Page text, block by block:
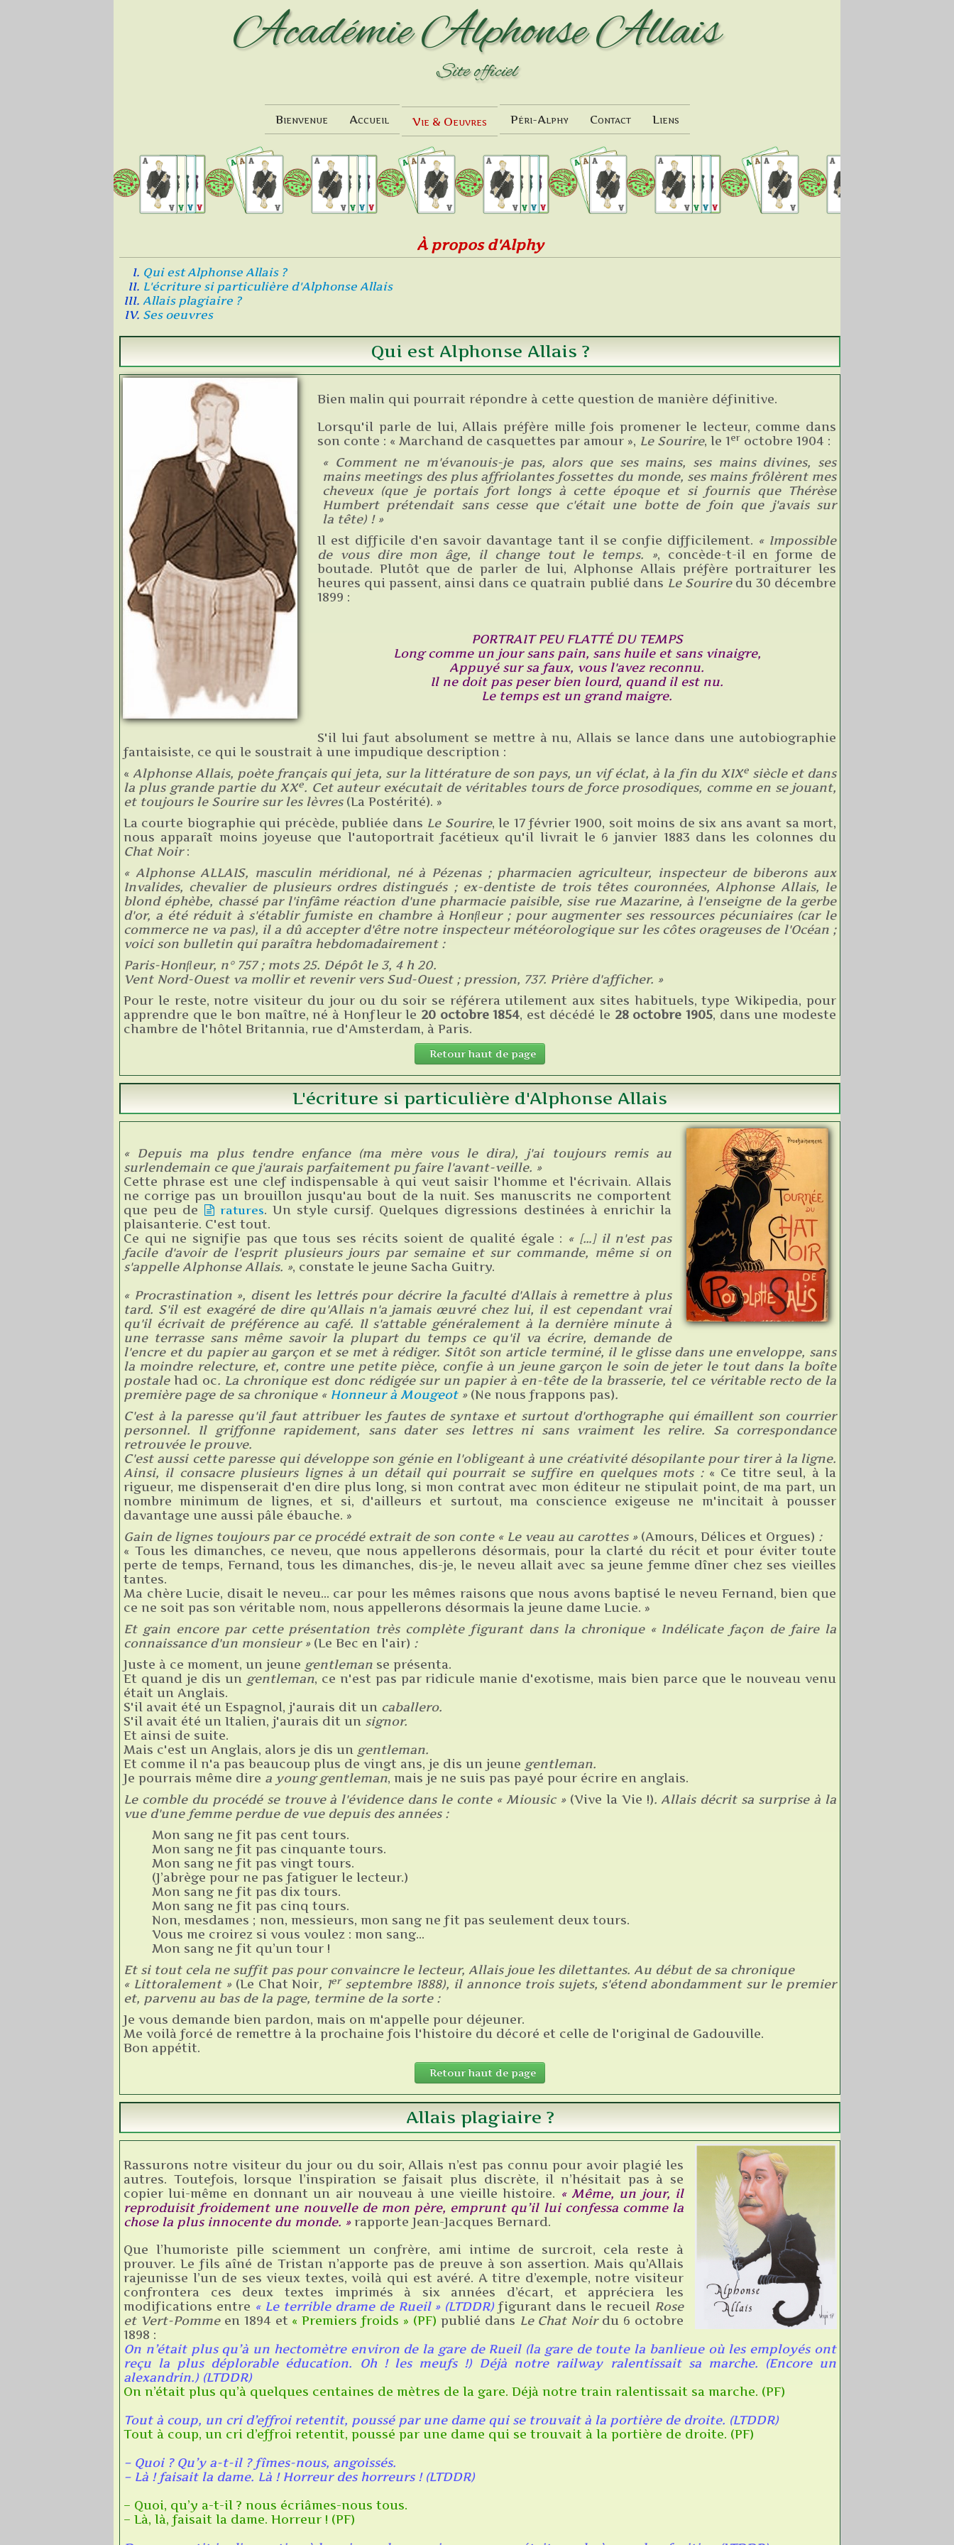
AcadémieAlphonse Allais
Site officiel
Bienvenue Accueil Vie & Oeuvres Péri-Alphy Contact Liens
À propos d'Alphy
Qui est Alphonse Allais ?
L'écriture si particulière d'Alphonse Allais
Allais plagiaire ?
Ses oeuvres
Qui est Alphonse Allais ?
Bien malin qui pourrait répondre à cette question de manière définitive.
Lorsqu'il parle de lui, Allais préfère mille fois promener le lecteur, comme dans
son conte : « Marchand de casquettes par amour », Le Sourire, le 1er octobre 1904 :
« Comment ne m'évanouis-je pas, alors que ses mains, ses mains divines, ses
mains meetings des plus affriolantes fossettes du monde, ses mains frôlèrent mes
cheveux (que je portais fort longs à cette époque et si fournis que Thérèse
Humbert prétendait sans cesse que c'était une botte de foin que j'avais sur
la tête) ! »
Il est difficile d'en savoir davantage tant il se confie difficilement. « Impossible
de vous dire mon âge, il change tout le temps. », concède-t-il en forme de
boutade. Plutôt que de parler de lui, Alphonse Allais préfère portraiturer les
heures qui passent, ainsi dans ce quatrain publié dans Le Souriredu 30 décembre
1899 :
PORTRAIT PEU FLATTÉ DU TEMPS
Long comme un jour sans pain, sans huile et sans vinaigre,
Appuyé sur sa faux, vous l'avez reconnu.
Il ne doit pas peser bien lourd, quand il est nu.
Le temps est un grand maigre.
S'il lui faut absolument se mettre à nu, Allais se lance dans une autobiographie
fantaisiste, ce qui le soustrait à une impudique description :
« Alphonse Allais, poète français qui jeta, sur la littérature de son pays, un vif éclat, à la fin du XIXesiècle et dans
la plus grande partie du XXe. Cet auteur exécutait de véritables tours de force prosodiques, comme en se jouant,
et toujours le Sourire sur les lèvres(La Postérité). »
La courte biographie qui précède, publiée dans Le Sourire, le 17 février 1900, soit moins de six ans avant sa mort,
nous apparaît moins joyeuse que l'autoportrait facétieux qu'il livrait le 6 janvier 1883 dans les colonnes du
Chat Noir:
« Alphonse ALLAIS, masculin méridional, né à Pézenas ; pharmacien agriculteur, inspecteur de biberons aux
Invalides, chevalier de plusieurs ordres distingués ; ex-dentiste de trois têtes couronnées, Alphonse Allais, le
blond éphèbe, chassé par l'infâme réaction d'une pharmacie paisible, sise rue Mazarine, à l'enseigne de la gerbe
d'or, a été réduit à s'établir fumiste en chambre à Honﬂeur ; pour augmenter ses ressources pécuniaires (car le
commerce ne va pas), il a dû accepter d'être notre inspecteur météorologique sur les côtes orageuses de l'Océan ;
voici son bulletin qui paraîtra hebdomadairement :
Paris-Honﬂeur, n° 757 ; mots 25. Dépôt le 3, 4 h 20.
Vent Nord-Ouest va mollir et revenir vers Sud-Ouest ; pression, 737. Prière d'afficher. »
Pour le reste, notre visiteur du jour ou du soir se référera utilement aux sites habituels, type Wikipedia, pour
apprendre que le bon maître, né à Honfleur le 20 octobre 1854, est décédé le 28 octobre 1905, dans une modeste
chambre de l'hôtel Britannia, rue d'Amsterdam, à Paris.
Retour haut de page
L'écriture si particulière d'Alphonse Allais
« Depuis ma plus tendre enfance (ma mère vous le dira), j'ai toujours remis au
surlendemain ce que j'aurais parfaitement pu faire l'avant-veille. »
Cette phrase est une clef indispensable à qui veut saisir l'homme et l'écrivain. Allais
ne corrige pas un brouillon jusqu'au bout de la nuit. Ses manuscrits ne comportent
que peu de
ratures. Un style cursif. Quelques digressions destinées à enrichir la
plaisanterie. C'est tout.
Ce qui ne signifie pas que tous ses récits soient de qualité égale : « […] il n'est pas
facile d'avoir de l'esprit plusieurs jours par semaine et sur commande, même si on
s'appelle Alphonse Allais. », constate le jeune Sacha Guitry.
« Procrastination », disent les lettrés pour décrire la faculté d'Allais à remettre à plus
tard. S'il est exagéré de dire qu'Allais n'a jamais œuvré chez lui, il est cependant vrai
qu'il écrivait de préférence au café. Il s'attable généralement à la dernière minute à
une terrasse sans même savoir la plupart du temps ce qu'il va écrire, demande de
l'encre et du papier au garçon et se met à rédiger. Sitôt son article terminé, il le glisse dans une enveloppe, sans
la moindre relecture, et, contre une petite pièce, confie à un jeune garçon le soin de jeter le tout dans la boîte
postale had oc. La chronique est donc rédigée sur un papier à en-tête de la brasserie, tel ce véritable recto de la
première page de sa chronique « Honneur à Mougeot» (Ne nous frappons pas).
C'est à la paresse qu'il faut attribuer les fautes de syntaxe et surtout d'orthographe qui émaillent son courrier
personnel. Il griffonne rapidement, sans dater ses lettres ni sans vraiment les relire. Sa correspondance
retrouvée le prouve.
C'est aussi cette paresse qui développe son génie en l'obligeant à une créativité désopilante pour tirer à la ligne.
Ainsi, il consacre plusieurs lignes à un détail qui pourrait se suffire en quelques mots : « Ce titre seul, à la
rigueur, me dispenserait d'en dire plus long, si mon contrat avec mon éditeur ne stipulait point, de ma part, un
nombre minimum de lignes, et si, d'ailleurs et surtout, ma conscience exigeuse ne m'incitait à pousser
davantage une aussi pâle ébauche. »
Gain de lignes toujours par ce procédé extrait de son conte « Le veau au carottes » (Amours, Délices et Orgues) :
« Tous les dimanches, ce neveu, que nous appellerons désormais, pour la clarté du récit et pour éviter toute
perte de temps, Fernand, tous les dimanches, dis-je, le neveu allait avec sa jeune femme dîner chez ses vieilles
tantes.
Ma chère Lucie, disait le neveu… car pour les mêmes raisons que nous avons baptisé le neveu Fernand, bien que
ce ne soit pas son véritable nom, nous appellerons désormais la jeune dame Lucie. »
Et gain encore par cette présentation très complète figurant dans la chronique « Indélicate façon de faire la
connaissance d'un monsieur » (Le Bec en l'air) :
Juste à ce moment, un jeune gentleman se présenta.
Et quand je dis ungentleman, ce n'est pas par ridicule manie d'exotisme, mais bien parce que le nouveau venu
était un Anglais.
S'il avait été un Espagnol, j'aurais dit un caballero.
S'il avait été un Italien, j'aurais dit un signor.
Et ainsi de suite.
Mais c'est un Anglais, alors je dis un gentleman.
Et comme il n'a pas beaucoup plus de vingt ans, je dis un jeune gentleman.
Je pourrais même dire a young gentleman, mais je ne suis pas payé pour écrire en anglais.
Le comble du procédé se trouve à l'évidence dans le conte « Miousic » (Vive la Vie !). Allais décrit sa surprise à la
vue d'une femme perdue de vue depuis des années :
Mon sang ne fit pas cent tours.
Mon sang ne fit pas cinquante tours.
Mon sang ne fit pas vingt tours.
(J’abrège pour ne pas fatiguer le lecteur.)
Mon sang ne fit pas dix tours.
Mon sang ne fit pas cinq tours.
Non, mesdames ; non, messieurs, mon sang ne fit pas seulement deux tours.
Vous me croirez si vous voulez : mon sang…
Mon sang ne fit qu’un tour !
Et si tout cela ne suffit pas pour convaincre le lecteur, Allais joue les dilettantes. Au début de sa chronique
« Littoralement » (Le Chat Noir, 1erseptembre 1888), il annonce trois sujets, s'étend abondamment sur le premier
et, parvenu au bas de la page, termine de la sorte :
Je vous demande bien pardon, mais on m'appelle pour déjeuner.
Me voilà forcé de remettre à la prochaine fois l'histoire du décoré et celle de l'original de Gadouville.
Bon appétit.
Retour haut de page
Allais plagiaire ?
Rassurons notre visiteur du jour ou du soir, Allais n’est pas connu pour avoir plagié les
autres. Toutefois, lorsque l’inspiration se faisait plus discrète, il n’hésitait pas à se
copier lui-même en donnant un air nouveau à une vieille histoire. « Même, un jour, il
reproduisit froidement une nouvelle de mon père, emprunt qu’il lui confessa comme la
chose la plus innocente du monde. »rapporte Jean-Jacques Bernard.
Que l’humoriste pille sciemment un confrère, ami intime de surcroit, cela reste à
prouver. Le fils aîné de Tristan n’apporte pas de preuve à son assertion. Mais qu’Allais
rajeunisse l’un de ses vieux textes, voilà qui est avéré. A titre d’exemple, notre visiteur
confrontera ces deux textes imprimés à six années d’écart, et appréciera les
modifications entre « Le terrible drame de Rueil » (LTDDR) figurant dans le recueil Rose
et Vert-Pommeen 1894 et « Premiers froids » (PF) publié dans Le Chat Noirdu 6 octobre
1898 :
On n’était plus qu’à un hectomètre environ de la gare de Rueil (la gare de toute la banlieue où les employés ont
reçu la plus déplorable éducation. Oh ! les meufs !) Déjà notre railway ralentissait sa marche. (Encore un
alexandrin.) (LTDDR)
On n’était plus qu’à quelques centaines de mètres de la gare. Déjà notre train ralentissait sa marche. (PF)
Tout à coup, un cri d’effroi retentit, poussé par une dame qui se trouvait à la portière de droite. (LTDDR)
Tout à coup, un cri d’effroi retentit, poussé par une dame qui se trouvait à la portière de droite. (PF)
– Quoi ? Qu’y a-t-il ? fîmes-nous, angoissés.
– Là ! faisait la dame. Là ! Horreur des horreurs ! (LTDDR)
– Quoi, qu’y a-t-il ? nous écriâmes-nous tous.
– Là, là, faisait la dame. Horreur ! (PF)